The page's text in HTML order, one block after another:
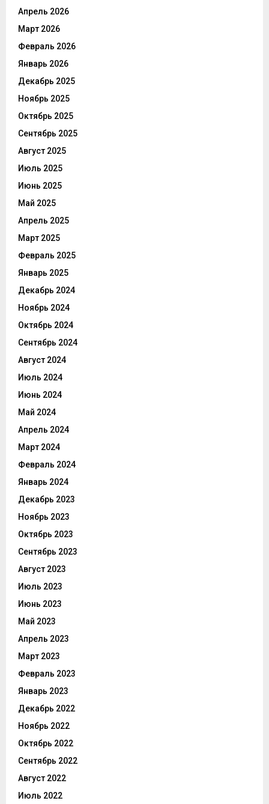
Апрель 2026
Март 2026
Февраль 2026
Январь 2026
Декабрь 2025
Ноябрь 2025
Октябрь 2025
Сентябрь 2025
Август 2025
Июль 2025
Июнь 2025
Май 2025
Апрель 2025
Март 2025
Февраль 2025
Январь 2025
Декабрь 2024
Ноябрь 2024
Октябрь 2024
Сентябрь 2024
Август 2024
Июль 2024
Июнь 2024
Май 2024
Апрель 2024
Март 2024
Февраль 2024
Январь 2024
Декабрь 2023
Ноябрь 2023
Октябрь 2023
Сентябрь 2023
Август 2023
Июль 2023
Июнь 2023
Май 2023
Апрель 2023
Март 2023
Февраль 2023
Январь 2023
Декабрь 2022
Ноябрь 2022
Октябрь 2022
Сентябрь 2022
Август 2022
Июль 2022